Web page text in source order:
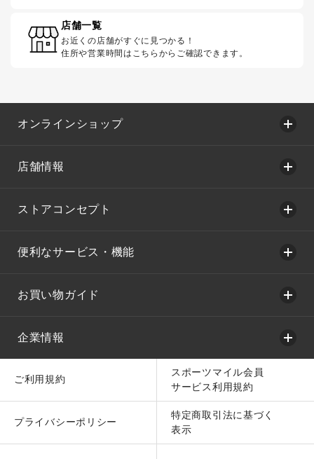
店舗一覧
お近くの店舗がすぐに見つかる！
住所や営業時間はこちらからご確認できます。
オンラインショップ
店舗情報
ストアコンセプト
便利なサービス・機能
お買い物ガイド
企業情報
ご利用規約
スポーツマイル会員
サービス利用規約
プライバシーポリシー
特定商取引法に基づく
表示